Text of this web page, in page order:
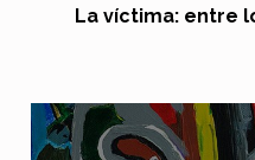
La víctima: entre